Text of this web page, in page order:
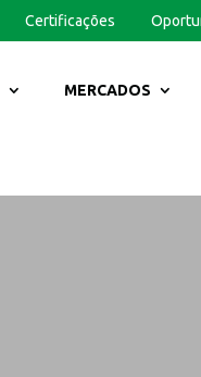
Certificações
MERCADOS